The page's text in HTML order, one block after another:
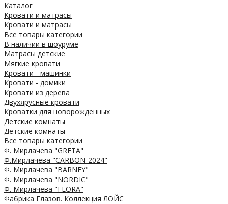
Каталог
Кровати и матрасы
Кровати и матрасы
Все товары категории
В наличии в шоуруме
Матрасы детские
Мягкие кровати
Кровати - машинки
Кровати - домики
Кровати из дерева
Двухярусные кровати
Кроватки для новорожденных
Детские комнаты
Детские комнаты
Все товары категории
Ф. Мирлачева "GRETA"
Ф.Мирлачева "CARBON-2024"
Ф. Мирлачева "BARNEY"
Ф. Мирлачева "NORDIC"
Ф. Мирлачева "FLORA"
Фабрика Глазов. Коллекция ЛОЙС